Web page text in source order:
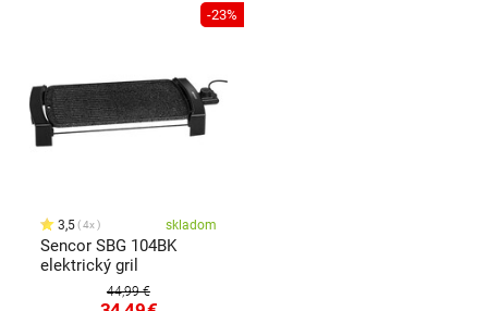
-23%
3,5 4x skladom
Sencor SBG 104BK
elektrický gril
44,99 €